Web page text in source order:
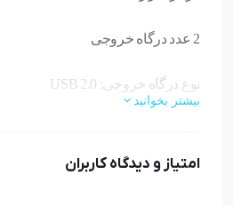
2 عدد درگاه خروجی
نوع درگاه خروجی: USB 2.0
شدت جریان خروجی: 3.4 آمپر مخصوص تبلت و موبایل
بیشتر بخوانید
امتیاز و دیدگاه کاربران